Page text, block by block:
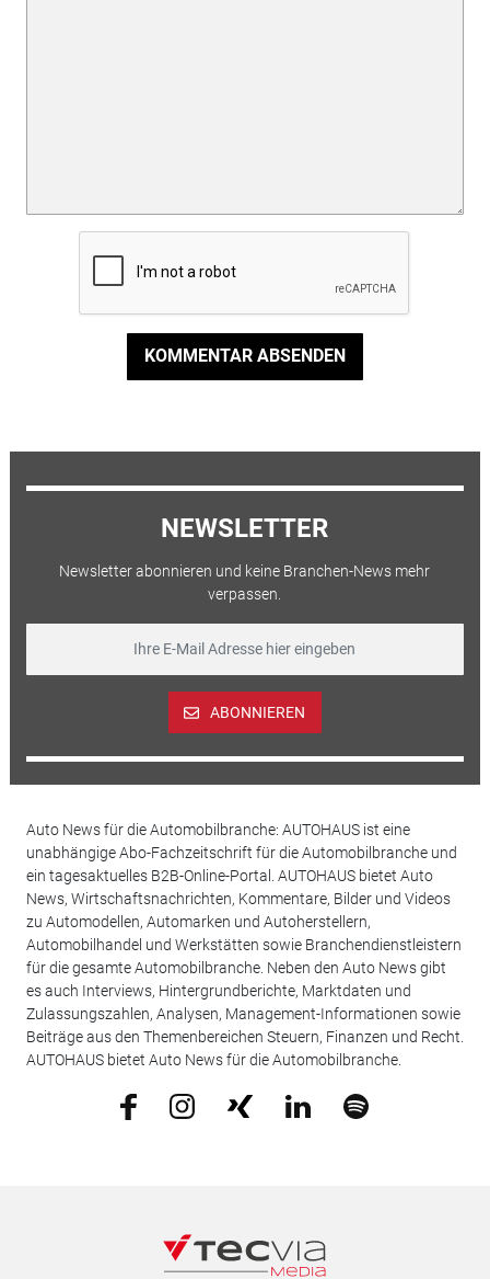
KOMMENTAR ABSENDEN
NEWSLETTER
Newsletter abonnieren und keine Branchen-News mehr
verpassen.
ABONNIEREN
Auto News für die Automobilbranche: AUTOHAUS ist eine
unabhängige Abo-Fachzeitschrift für die Automobilbranche und
ein tagesaktuelles B2B-Online-Portal. AUTOHAUS bietet Auto
News, Wirtschaftsnachrichten, Kommentare, Bilder und Videos
zu Automodellen, Automarken und Autoherstellern,
Automobilhandel und Werkstätten sowie Branchendienstleistern
für die gesamte Automobilbranche. Neben den Auto News gibt
es auch Interviews, Hintergrundberichte, Marktdaten und
Zulassungszahlen, Analysen, Management-Informationen sowie
Beiträge aus den Themenbereichen Steuern, Finanzen und Recht.
AUTOHAUS bietet Auto News für die Automobilbranche.